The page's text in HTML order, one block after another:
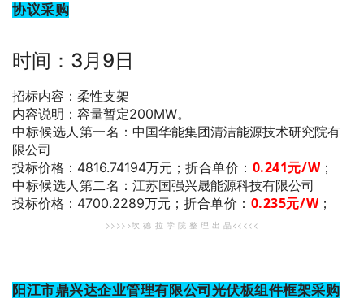
协议采购
时间：3月9日
招标内容：柔性支架
内容说明：容量暂定200MW。
中标候选人第一名 ：中国华能集团清洁能源技术研究院有
限公司
投标价格：4816.74194万元； 折合单价： 0.241元/W ；
中标候选人第二名 ：江苏国强兴晟能源科技有限公司
投标价格：4700.2289万元； 折合单价： 0.235元/W ；
>>>>>坎 德 拉 学 院 整 理 出 品<<<<<
阳江市鼎兴达企业管理有限公司光伏板组件框架采购